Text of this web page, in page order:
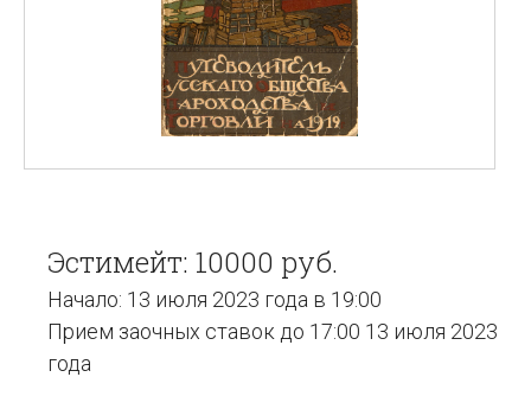
Эстимейт: 10000 руб.
Начало: 13 июля 2023 года в 19:00
Прием заочных ставок до 17:00 13 июля 2023
года